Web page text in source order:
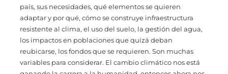
país, sus necesidades, qué elementos se quieren
adaptar y por qué, cómo se construye infraestructura
resistente al clima, el uso del suelo, la gestión del agua,
los impactos en poblaciones que quizá deban
reubicarse, los fondos que se requieren. Son muchas
variables para considerar. El cambio climático nos está